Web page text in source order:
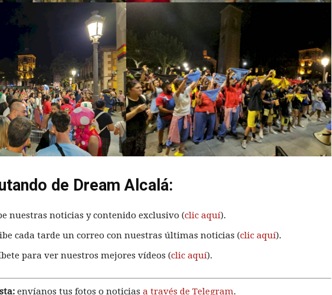
de Dream Alcalá:
nuestras noticias y contenido exclusivo (clic aquí).
cada tarde un correo con nuestras últimas noticias (clic aquí).
para ver nuestros mejores vídeos (clic aquí).
envíanos tus fotos o noticias a través de Telegram.